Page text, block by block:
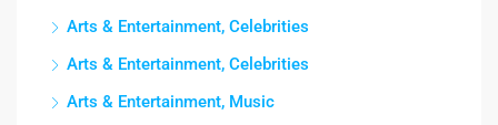
Arts & Entertainment, Celebrities
Arts & Entertainment, Celebrities
Arts & Entertainment, Music